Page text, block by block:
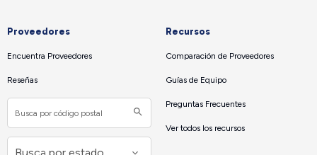
Proveedores
Encuentra Proveedores
Reseñas
Recursos
Comparación de Proveedores
Guías de Equipo
Preguntas Frecuentes
Ver todos los recursos